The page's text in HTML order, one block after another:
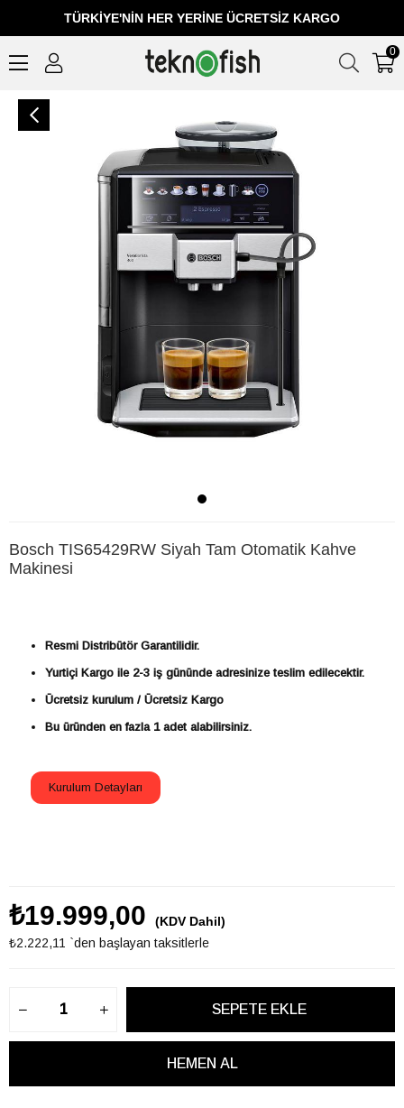
TÜRKIYE'NIN HER YERINE ÜCRETSIZ KARGO
0
Bosch TIS65429RW Siyah Tam Otomatik Kahve Makinesi
Bosch TIS65429RW Siyah Tam Otomatik Kahve
Makinesi
Resmi Distribütör Garantilidir.
Yurtiçi Kargo ile 2-3 iş gününde adresinize teslim edilecektir.
Ücretsiz kurulum / Ücretsiz Kargo
Bu üründen en fazla 1 adet alabilirsiniz.
Kurulum Detayları
₺19.999,00
(KDV Dahil)
₺2.222,11 `den başlayan taksitlerle